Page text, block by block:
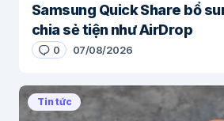
Samsung Quick Share bổ
chia sẻ tiện như AirDrop
0 07/08/2026
Tin tức